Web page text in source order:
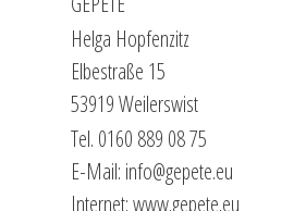
Helga Hopfenzitz
Elbestraße 15
53919 Weilerswist
Tel. 0160 889 08 75
E-Mail: info@gepete.eu
Internet: www.gepete.eu